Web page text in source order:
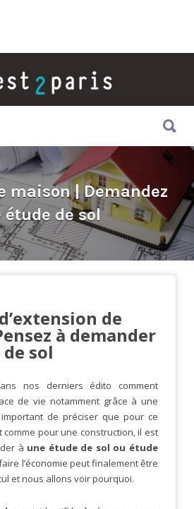
maison | Demandez
étude de sol
de
à demander
sol
nos derniers édito comment
de vie notamment grâce à une
de préciser que pour ce
pour une construction, il est
à une étude de sol ou étude
l’économie peut finalement être
et nous allons voir pourquoi.